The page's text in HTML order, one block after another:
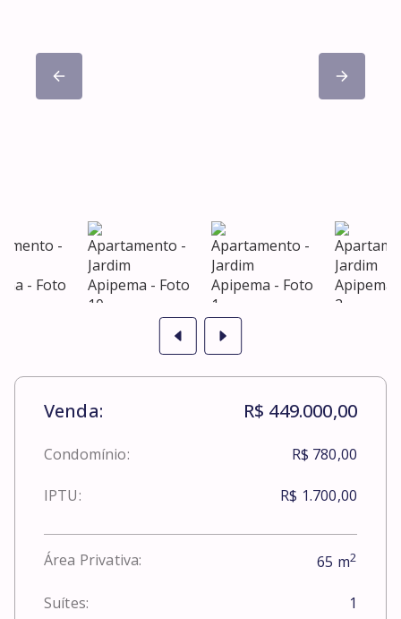
Venda: R$ 449.000,00
Condomínio: R$ 780,00
IPTU: R$ 1.700,00
Área Privativa: 65 m2
Suítes: 1